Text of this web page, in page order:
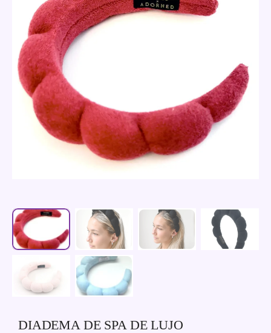
DIADEMA DE SPA DE LUJO